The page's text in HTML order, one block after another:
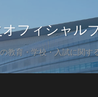
フィシャル
教育・学校・入試に関す